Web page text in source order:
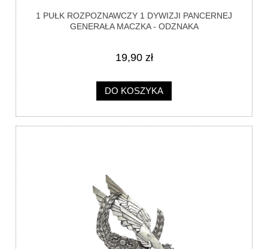
1 PUŁK ROZPOZNAWCZY 1 DYWIZJI PANCERNEJ
GENERAŁA MACZKA - ODZNAKA
19,90 zł
DO KOSZYKA